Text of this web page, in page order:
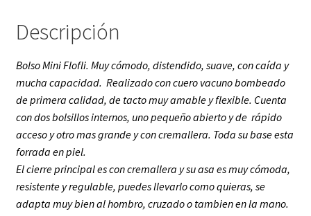
Descripción
Bolso Mini Flofli. Muy cómodo, distendido, suave, con caída y
mucha capacidad. Realizado con cuero vacuno bombeado
de primera calidad, de tacto muy amable y flexible. Cuenta
con dos bolsillos internos, uno pequeño abierto y de rápido
acceso y otro mas grande y con cremallera. Toda su base esta
forrada en piel.
El cierre principal es con cremallera y su asa es muy cómoda,
resistente y regulable, puedes llevarlo como quieras, se
adapta muy bien al hombro, cruzado o tambien en la mano.